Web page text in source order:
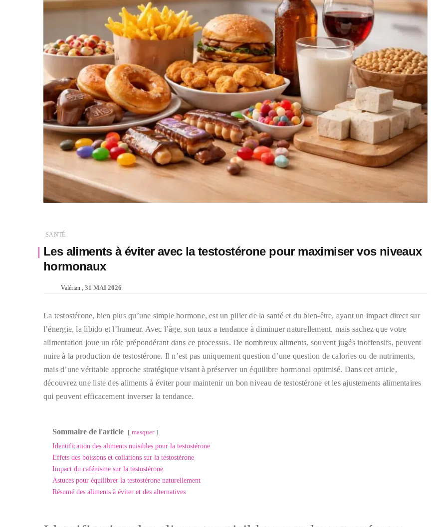
SANTÉ
Les aliments à éviter avec la testostérone pour maximiser vos niveaux
hormonaux
Valérian 31 MAI 2026
La testostérone, bien plus qu’une simple hormone, est un pilier de la santé et du bien-être, ayant un impact direct sur
l’énergie, la libido et l’humeur. Avec l’âge, son taux a tendance à diminuer naturellement, mais sachez que votre
alimentation joue un rôle prépondérant dans ce processus. De nombreux aliments, souvent jugés inoffensifs, peuvent
nuire à la production de testostérone. Il n’est pas uniquement question d’une question de calories ou de nutriments,
mais d’une véritable approche stratégique visant à préserver un équilibre hormonal optimisé. Dans cet article,
découvrez une liste des aliments à éviter pour maintenir un bon niveau de testostérone et les ajustements alimentaires
qui peuvent efficacement inverser la tendance.
Sommaire de l'article masquer
Identification des aliments nuisibles pour la testostérone
Effets des boissons et collations sur la testostérone
Impact du cafénisme sur la testostérone
Astuces pour équilibrer la testostérone naturellement
Résumé des aliments à éviter et des alternatives